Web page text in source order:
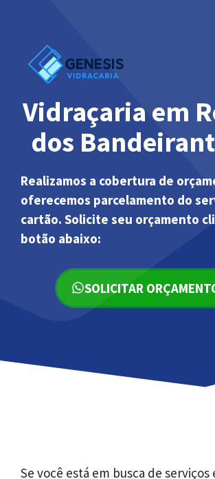
conteúdo
Vidraçaria em
dos
Realizamos a cobertura de
oferecemos parcelamento do
cartão. Solicite seu orçamento
botão abaixo:
SOLICITAR
Se você está em busca de serviços